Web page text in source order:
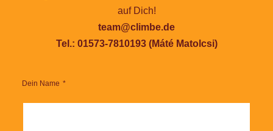
auf Dich!
team@climbe.de
Tel.: 01573-7810193 (Máté Matolcsi)
Dein Name